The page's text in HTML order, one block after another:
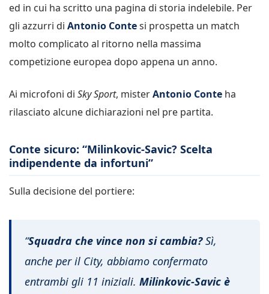
ed in cui ha scritto una pagina di storia indelebile. Per
gli azzurri di Antonio Contesi prospetta un match
molto complicato al ritorno nella massima
competizione europea dopo appena un anno.
Ai microfoni di Sky Sport, misterAntonio Conte ha
rilasciato alcune dichiarazioni nel pre partita.
Conte sicuro: “Milinkovic-Savic? Scelta
indipendente da infortuni”
Sulla decisione del portiere:
“Squadra che vince non si cambia?Sì,
anche per il City, abbiamo confermato
entrambi gli 11 iniziali. Milinkovic-Savic è